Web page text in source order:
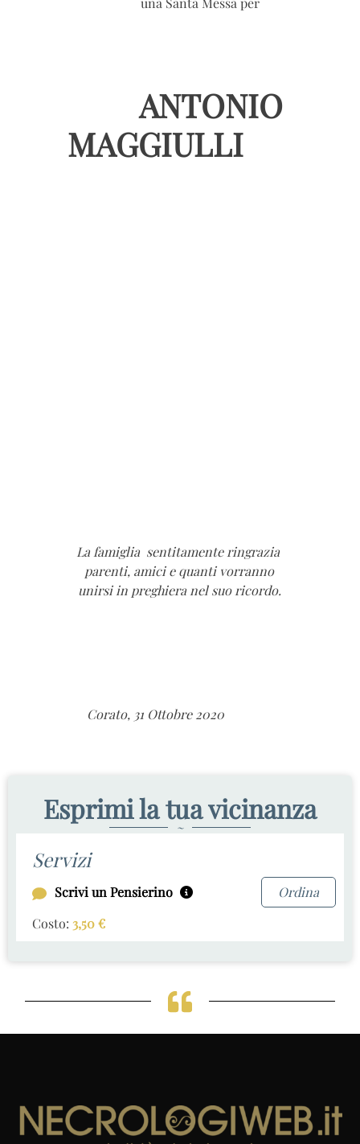
ANTONIO
MAGGIULLI
La famiglia sentitamente ringrazia
parenti, amici e quanti vorranno
unirsi in preghiera nel suo ricordo.
Corato, 31 Ottobre 2020
Esprimi la tua vicinanza
~
Servizi
Scrivi un Pensierino
Ordina
Costo: 3,50€